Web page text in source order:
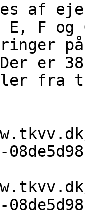
af
E, F
er
fra